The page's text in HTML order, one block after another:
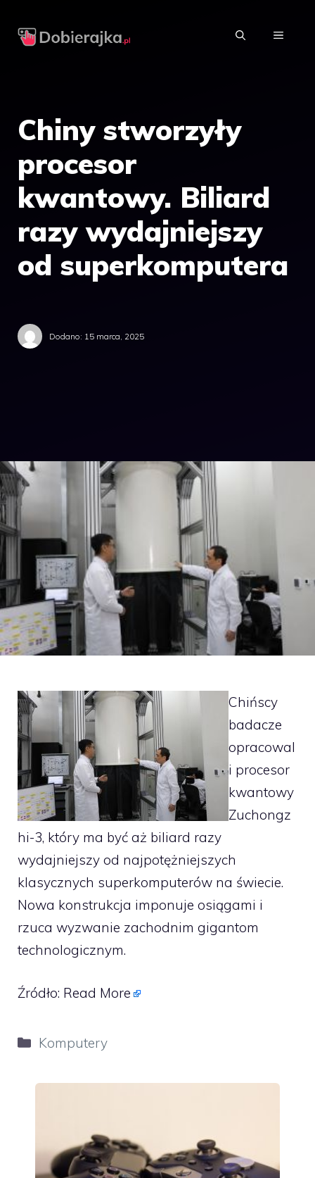
MENU
Chiny stworzyły
procesor
kwantowy. Biliard
razy wydajniejszy
od superkomputera
Dodano: 15 marca, 2025
Chińscy
badacze
opracowal
i procesor
kwantowy
Zuchongz
hi-3, który ma być aż biliard razy
wydajniejszy od najpotężniejszych
klasycznych superkomputerów na świecie.
Nowa konstrukcja imponuje osiągami i
rzuca wyzwanie zachodnim gigantom
technologicznym.
Źródło: Read More
Kategorie
Komputery